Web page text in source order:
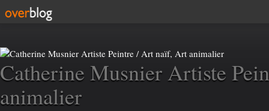
Catherine Musnier Artiste
animalier